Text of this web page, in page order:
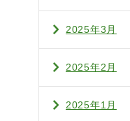
2025年3月
2025年2月
2025年1月